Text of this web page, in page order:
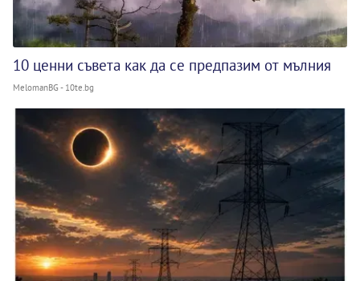
10 ценни съвета как да се предпазим от мълния
MelomanBG - 10te.bg